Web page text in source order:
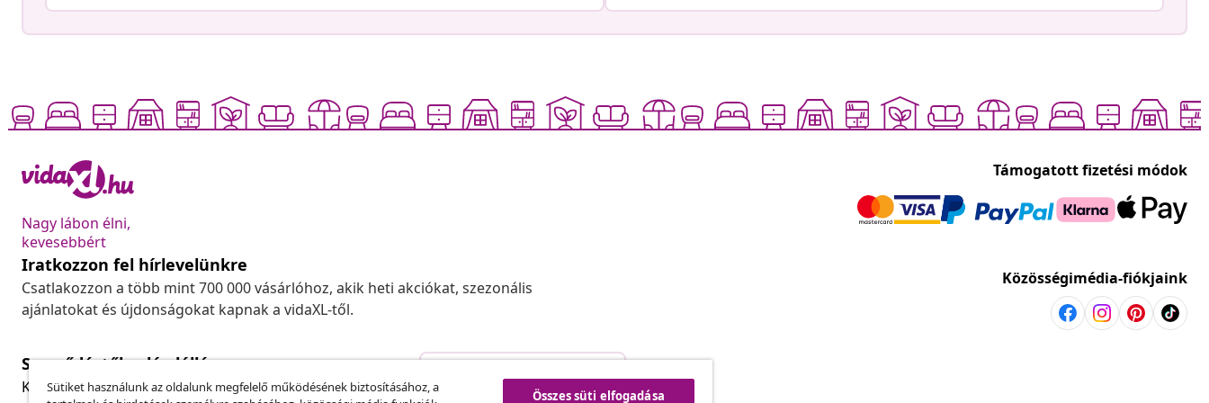
Nagy lábon élni,
kevesebbért
Támogatott fizetési módok
Iratkozzon fel hírlevelünkre
Csatlakozzon a több mint 700 000 vásárlóhoz, akik heti akciókat, szezonális
ajánlatokat és újdonságokat kapnak a vidaXL-től.
Közösségimédia-fiókjaink
Szerződéstől való elállás
Küldj be egy rendelés lemondására vonatkozó kérelmet.
Szerződéstől való elállás
Sütiket használunk az oldalunk megfelelő működésének biztosításához, a
Összes süti elfogadása